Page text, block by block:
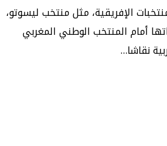
الإفريقية، مثل منتخب ليسوتو،
أمام المنتخب الوطني المغربي
نقاشا…